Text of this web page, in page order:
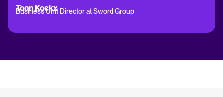
Toon Kockx
Business Unit Director at Sword Group